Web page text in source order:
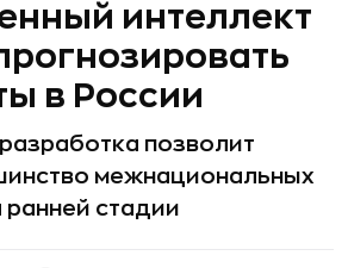
интеллект
в России
позволит
межнациональных
ранней стадии